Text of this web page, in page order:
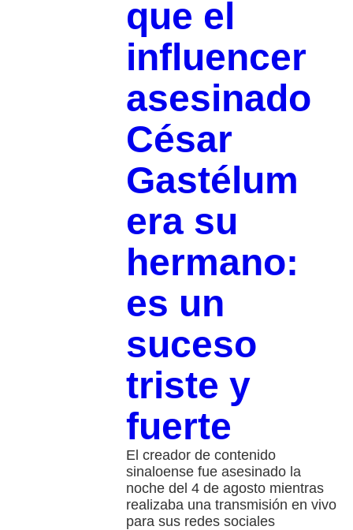
que el
influencer
asesinado
César
Gastélum
era su
hermano:
es un
suceso
triste y
fuerte
El creador de contenido
sinaloense fue asesinado la
noche del 4 de agosto mientras
realizaba una transmisión en vivo
para sus redes sociales